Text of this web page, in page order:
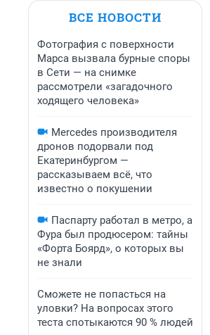
ВСЕ НОВОСТИ
Фотография с поверхности
Марса вызвала бурные споры
в Сети — на снимке
рассмотрели «загадочного
ходящего человека»
Mercedes производителя
дронов подорвали под
Екатеринбургом —
рассказываем всё, что
известно о покушении
Паспарту работал в метро, а
Фура был продюсером: тайны
«Форта Боярд», о которых вы
не знали
Сможете не попасться на
уловки? На вопросах этого
теста спотыкаются 90 % людей